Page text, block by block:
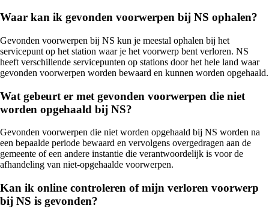
Waar kan ik gevonden voorwerpen bij NS ophalen?
Gevonden voorwerpen bij NS kun je meestal ophalen bij het
servicepunt op het station waar je het voorwerp bent verloren. NS
heeft verschillende servicepunten op stations door het hele land waar
gevonden voorwerpen worden bewaard en kunnen worden opgehaald.
Wat gebeurt er met gevonden voorwerpen die niet
worden opgehaald bij NS?
Gevonden voorwerpen die niet worden opgehaald bij NS worden na
een bepaalde periode bewaard en vervolgens overgedragen aan de
gemeente of een andere instantie die verantwoordelijk is voor de
afhandeling van niet-opgehaalde voorwerpen.
Kan ik online controleren of mijn verloren voorwerp
bij NS is gevonden?